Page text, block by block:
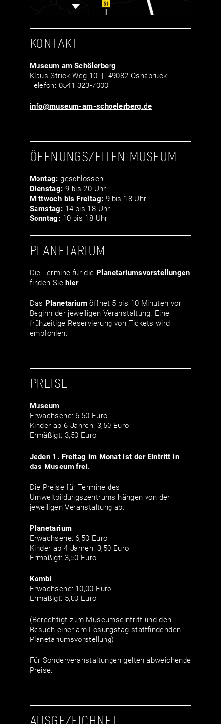
KONTAKT
Museum am Schölerberg
Klaus-Strick-Weg 10 | 49082 Osnabrück
Telefon: 0541 323-7000
info@museum-am-schoelerberg.de
ÖFFNUNGSZEITEN MUSEUM
Montag: geschlossen
Dienstag: 9 bis 20 Uhr
Mittwoch bis Freitag: 9 bis 18 Uhr
Samstag: 14 bis 18 Uhr
Sonntag: 10 bis 18 Uhr
PLANETARIUM
Die Termine für die Planetariumsvor­stellungen
finden Siehier.
Das Planetarium öffnet 5 bis 10 Minuten vor
Beginn der jeweiligen Veranstaltung. Eine
frühzeitige Reservierung von Tickets wird
empfohlen.
PREISE
Museum
Erwachsene: 6,50 Euro
Kinder ab 6 Jahren: 3,50 Euro
Ermäßigt: 3,50 Euro
Jeden 1. Freitag im Monat ist der Eintritt in
das Museum frei.
Die Preise für Termine des
Umweltbildungszentrums hängen von der
jeweiligen Veranstaltung ab.
Planetarium
Erwachsene: 6,50 Euro
Kinder ab 4 Jahren: 3,50 Euro
Ermäßigt: 3,50 Euro
Kombi
Erwachsene: 10,00 Euro
Ermäßigt: 5,00 Euro
(Berechtigt zum Museumseintritt und den
Besuch einer am Lösungstag stattfindenden
Planetariumsvorstellung)
Für Sonderveranstaltungen gelten abweichende
Preise.
AUSGEZEICHNET